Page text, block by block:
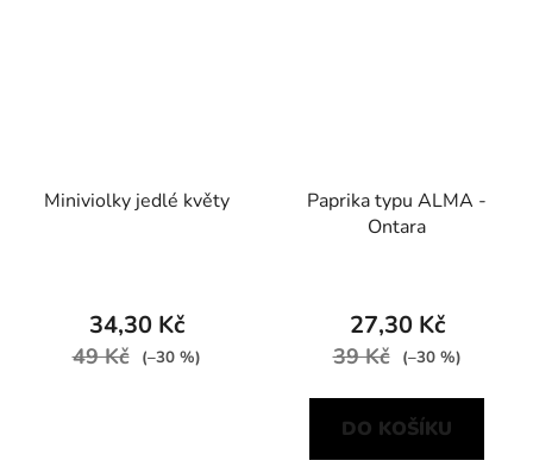
Miniviolky jedlé květy
34,30 Kč
49 Kč (–30 %)
Paprika typu ALMA -
Ontara
27,30 Kč
39 Kč (–30 %)
DO KOŠÍKU